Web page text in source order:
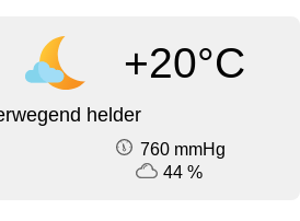
+20°C
helder
760 mmHg
44 %